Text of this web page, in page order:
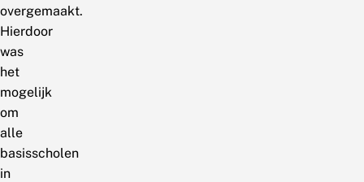
overgemaakt.
Hierdoor
was
het
mogelijk
om
alle
basisscholen
in